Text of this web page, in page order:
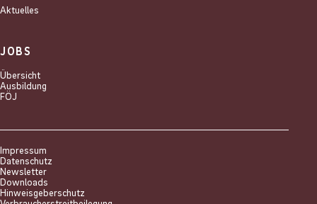
Aktuelles
JOBS
Übersicht
Ausbildung
FÖJ
Impressum
Datenschutz
Newsletter
Downloads
Hinweisgeberschutz